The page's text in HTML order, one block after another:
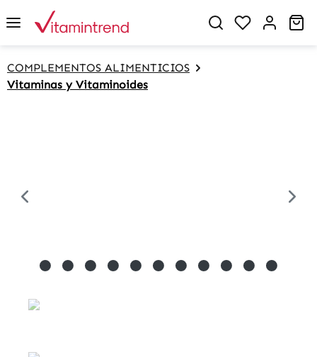
content
COMPLEMENTOS ALIMENTICIOS
Vitaminas y Vitaminoides